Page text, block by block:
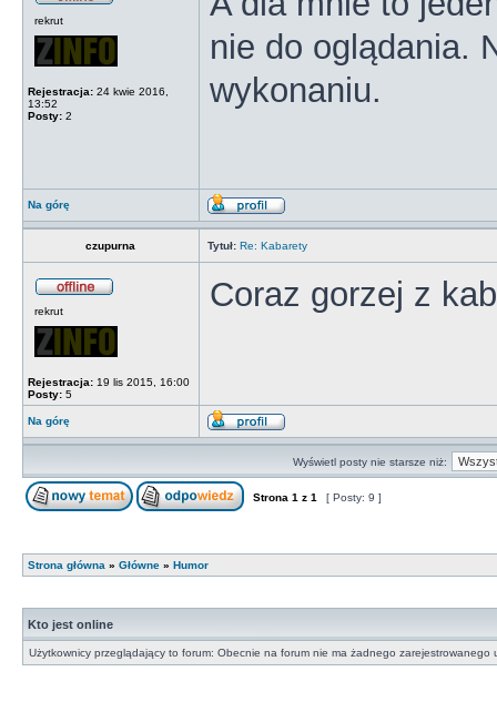
rekrut
Rejestracja: 24 kwie 2016,
13:52
Posty: 2
nie do oglądania.
wykonaniu.
Na górę
czupurna Tytuł: Re: Kabarety
rekrut
Rejestracja: 19 lis 2015, 16:00
Posty: 5
Coraz gorzej z
Na górę
Wyświetl posty nie starsze niż:
Strona 1 z 1 [ Posty: 9 ]
Strona główna » Główne » Humor
Kto jest online
Użytkownicy przeglądający to forum: Obecnie na forum nie ma żadnego zarejestrowanego